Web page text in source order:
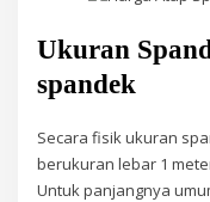
Ukuran
spandek
Secara fisik ukuran
berukuran lebar 1
Untuk panjangnya